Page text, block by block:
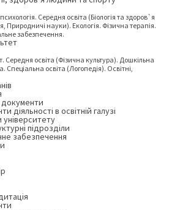
Середня освіта (Біологія та здоров`я
Природничі науки). Екологія. Фізична терапія.
забезпечення.
Середня освіта (Фізична культура). Дошкільна
Спеціальна освіта (Логопедія). Освітні,
документи
діяльності в освітній галузі
університету
підрозділи
забезпечення